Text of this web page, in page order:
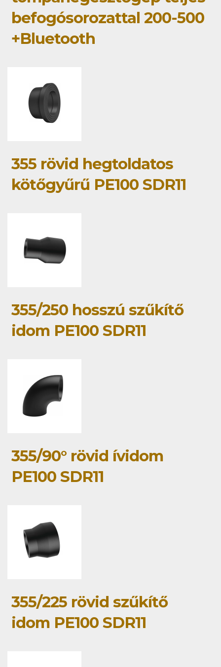
befogósorozattal 200-500
+Bluetooth
355 rövid hegtoldatos
kötőgyűrű PE100 SDR11
355/250 hosszú szűkítő
idom PE100 SDR11
355/90° rövid ívidom
PE100 SDR11
355/225 rövid szűkítő
idom PE100 SDR11